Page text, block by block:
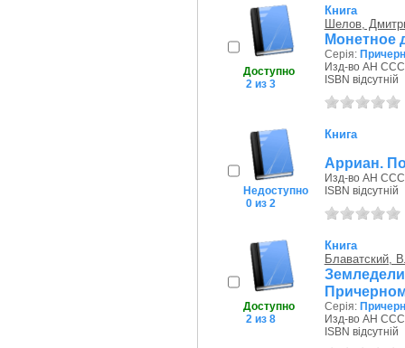
Доступно
2 из 3
Книга
Шелов,
Монетное
Серія:
Изд-во АН
ISBN відсутній
Недоступно
0 из 2
Книга
Арриан.
Изд-во АН
ISBN відсутній
Доступно
2 из 8
Книга
Блаватский,
Серія:
Изд-во АН
ISBN відсутній